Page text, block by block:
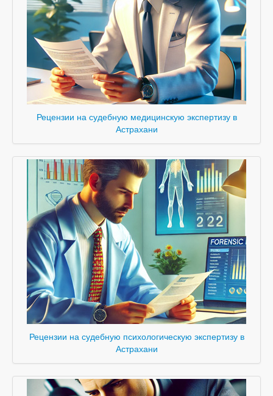
Рецензии на судебную медицинскую экспертизу в
Астрахани
Рецензии на судебную психологическую экспертизу в
Астрахани